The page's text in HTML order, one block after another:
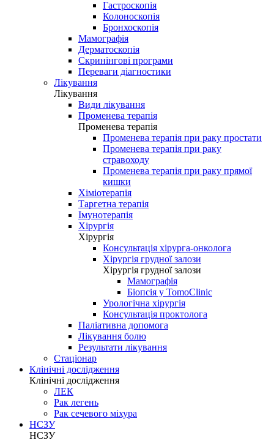
Гастроскопія
Колоноскопія
Бронхоскопія
Мамографія
Дерматоскопія
Скринінгові програми
Переваги діагностики
Лікування
Лікування
Види лікування
Променева терапія
Променева терапія
Променева терапія при раку простати
Променева терапія при раку
стравоходу
Променева терапія при раку прямої
кишки
Хіміотерапія
Таргетна терапія
Імунотерапія
Хірургія
Хірургія
Консультація хірурга-онколога
Хірургія грудної залози
Хірургія грудної залози
Мамографія
Біопсія у TomoClinic
Урологічна хірургія
Консультація проктолога
Паліативна допомога
Лікування болю
Результати лікування
Стаціонар
Клінічні дослідження
Клінічні дослідження
ЛЕК
Рак легень
Рак сечевого міхура
НСЗУ
НСЗУ